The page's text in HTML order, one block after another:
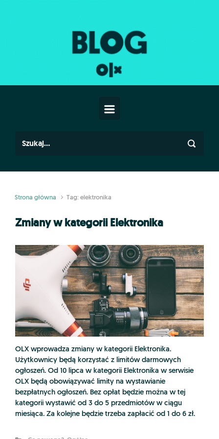
Strona główna Tag: elektronika
Zmiany w kategorii Elektronika
OLX wprowadza zmiany w kategorii Elektronika.
Użytkownicy będą korzystać z limitów darmowych
ogłoszeń. Od 10 lipca w kategorii Elektronika w serwisie
OLX będą obowiązywać limity na wystawianie
bezpłatnych ogłoszeń. Bez opłat będzie można w tej
kategorii wystawić od 3 do 5 przedmiotów w ciągu
miesiąca. Za kolejne będzie trzeba zapłacić od 1 do 6 zł.